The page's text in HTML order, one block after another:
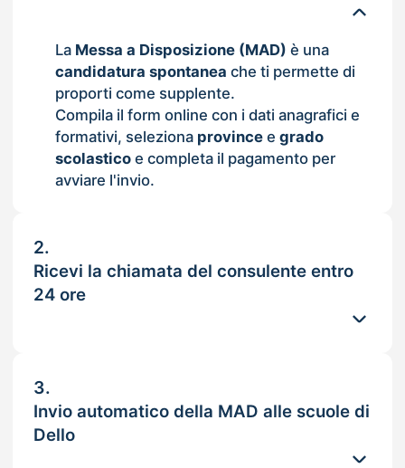
La Messa a Disposizione (MAD) è una
candidatura spontanea che ti permette di
proporti come supplente.
Compila il form online con i dati anagrafici e
formativi, seleziona provincee grado
scolasticoe completa il pagamento per
avviare l'invio.
2.
Ricevi la chiamata del consulente entro
24 ore
3.
Invio automatico della MAD alle scuole di
Dello